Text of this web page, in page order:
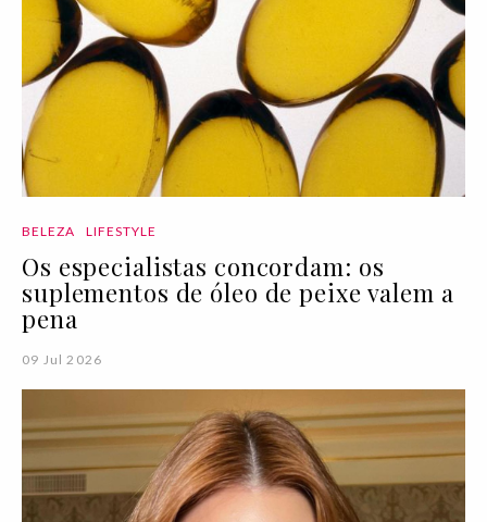
BELEZA LIFESTYLE
Os especialistas concordam: os
suplementos de óleo de peixe valem a
pena
09 Jul 2026